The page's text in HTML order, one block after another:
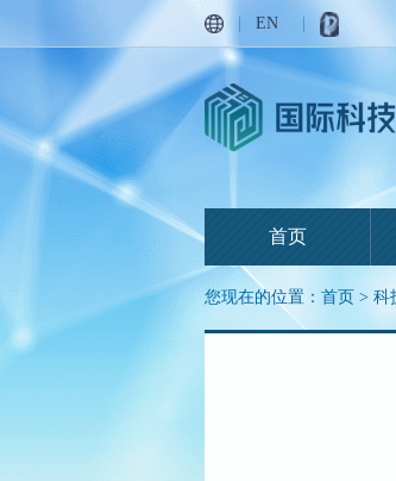
EN
首页
您现在的位置： 首页 > 科